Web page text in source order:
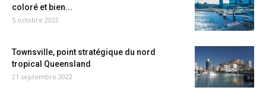
coloré et bien...
5 octobre 2022
Townsville, point stratégique du nord
tropical Queensland
21 septembre 2022